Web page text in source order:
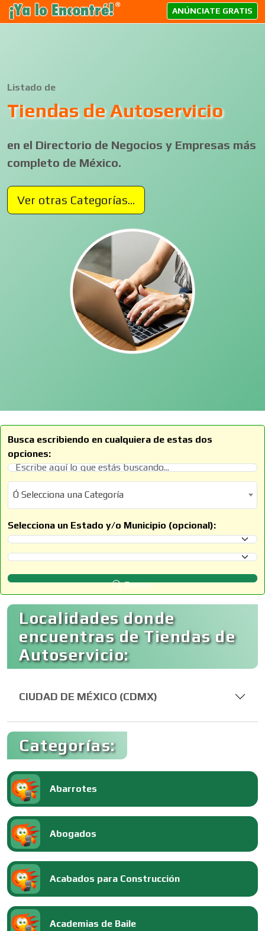
ANÚNCIATE GRATIS
Listado de
Tiendas de Autoservicio
en el Directorio de Negocios y Empresas más
completo de México.
Ver otras Categorías...
Busca escribiendo en cualquiera de estas dos
opciones:
Ó Selecciona una Categoría
Ó Selecciona una Categoría
Selecciona un Estado y/o Municipio (opcional):
Selecciona un Estado
Selecciona un Municipio
Buscar
Localidades donde
encuentras de Tiendas de
Autoservicio:
CIUDAD DE MÉXICO (CDMX)
Categorías:
Abarrotes
Abogados
Acabados para Construcción
Academias de Baile